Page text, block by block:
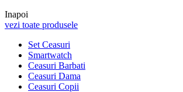
Inapoi
vezi toate produsele
Set Ceasuri
Smartwatch
Ceasuri Barbati
Ceasuri Dama
Ceasuri Copii